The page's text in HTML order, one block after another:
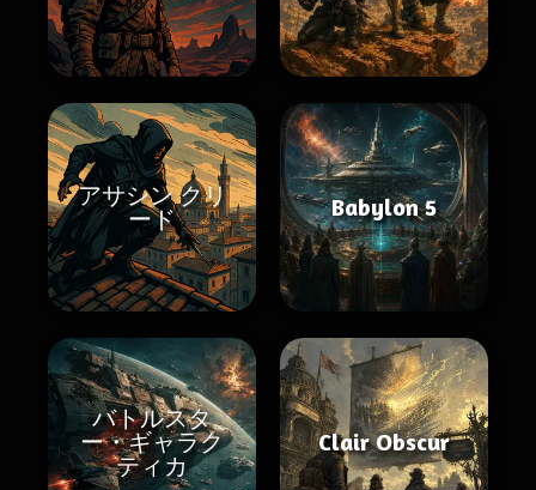
アサシン クリ
ード
Babylon 5
バトルスタ
ー・ギャラク
ティカ
Clair Obscur